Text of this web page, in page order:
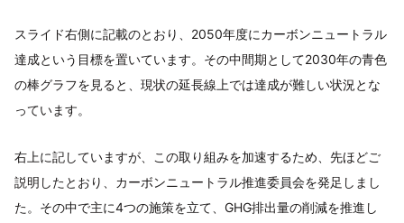
スライド右側に記載のとおり、2050年度にカーボンニュートラル
達成という目標を置いています。その中間期として2030年の青色
の棒グラフを見ると、現状の延長線上では達成が難しい状況とな
っています。
右上に記していますが、この取り組みを加速するため、先ほどご
説明したとおり、カーボンニュートラル推進委員会を発足しまし
た。その中で主に4つの施策を立て、GHG排出量の削減を推進し